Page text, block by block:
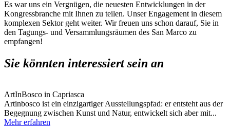
Es war uns ein Vergnügen, die neuesten Entwicklungen in der
Kongressbranche mit Ihnen zu teilen. Unser Engagement in diesem
komplexen Sektor geht weiter. Wir freuen uns schon darauf, Sie in
den Tagungs- und Versammlungsräumen des San Marco zu
empfangen!
Sie könnten interessiert sein an
ArtInBosco in Capriasca
Artinbosco ist ein einzigartiger Ausstellungspfad: er entsteht aus der
Begegnung zwischen Kunst und Natur, entwickelt sich aber mit...
Mehr erfahren